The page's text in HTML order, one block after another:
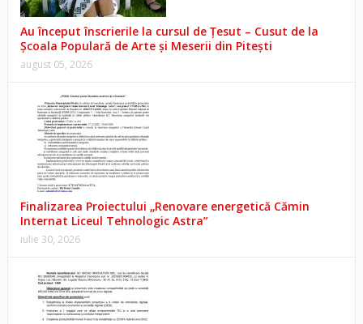
Au început înscrierile la cursul de Țesut – Cusut de la
Școala Populară de Arte și Meserii din Pitești
august 05, 2026
Finalizarea Proiectului „Renovare energetică Cămin
Internat Liceul Tehnologic Astra”
iulie 30, 2026